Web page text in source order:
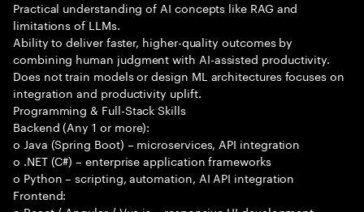
Practical understanding of AI concepts like RAG and
limitations of LLMs.
Ability to deliver faster, higher-quality outcomes by
combining human judgment with AI-assisted productivity.
Does not train models or design ML architectures focuses on
integration and productivity uplift.
Programming & Full-Stack Skills
Backend (Any 1 or more):
o Java (Spring Boot) – microservices, API integration
o .NET (C#) – enterprise application frameworks
o Python – scripting, automation, AI API integration
Frontend: